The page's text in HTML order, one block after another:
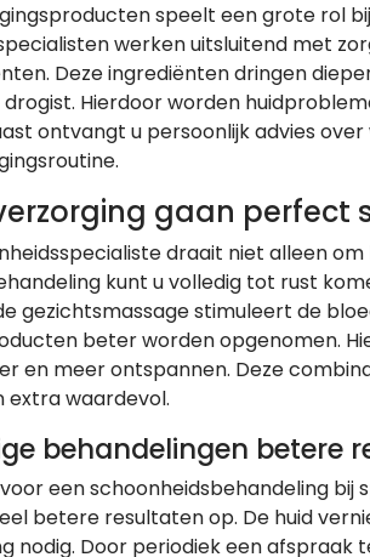
speelt een grote rol
werken uitsluitend met
Deze ingrediënten dringen
Hierdoor worden
ontvangt u persoonlijk advies
gaan perfect
draait niet alleen
kunt u volledig tot rust
gezichtsmassage stimuleert de
beter worden opgenomen.
en meer ontspannen. Deze
extra waardevol.
behandelingen betere
een schoonheidsbehandeling
betere resultaten op. De huid
nodig. Door periodiek een afspraak